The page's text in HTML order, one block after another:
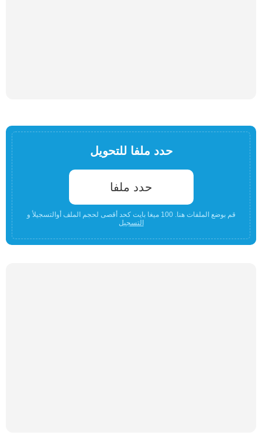
حدد ملفا للتحويل
حدد ملفا
قم بوضع الملفات هنا. 100 ميغا بايت كحد أقصى لحجم الملف أوالتسجيلأ و
التسجيل